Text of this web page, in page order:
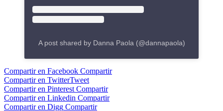
A post shared by Danna Paola (@dannapaola)
Compartir en Facebook Compartir
Compartir en TwitterTweet
Compartir en Pinterest Compartir
Compartir en Linkedin Compartir
Compartir en Digg Compartir